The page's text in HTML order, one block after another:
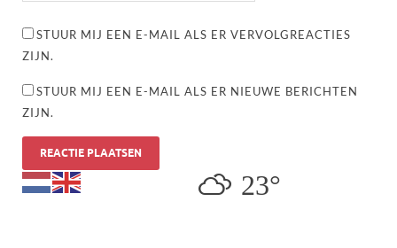
STUUR MIJ EEN E-MAIL ALS ER VERVOLGREACTIES
ZIJN.
STUUR MIJ EEN E-MAIL ALS ER NIEUWE BERICHTEN
ZIJN.
23°